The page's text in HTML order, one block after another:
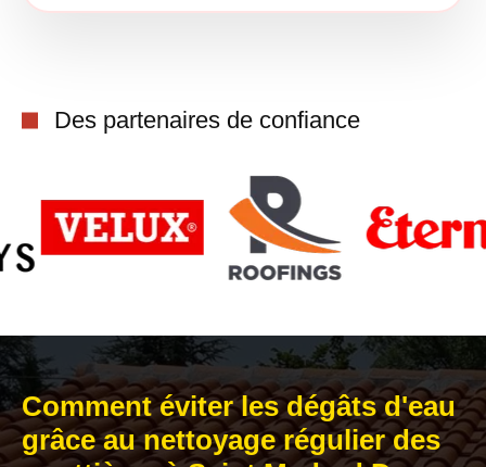
Des partenaires de confiance
Comment éviter les dégâts d'eau
grâce au nettoyage régulier des